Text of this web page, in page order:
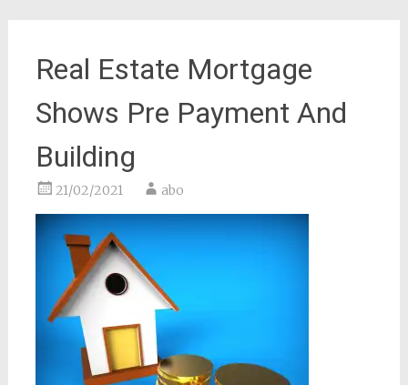
Real Estate Mortgage
Shows Pre Payment And
Building
21/02/2021 abo